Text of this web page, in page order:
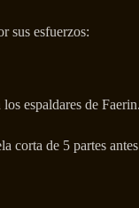
sus esfuerzos:
espaldares de
corta de 5 partes antes